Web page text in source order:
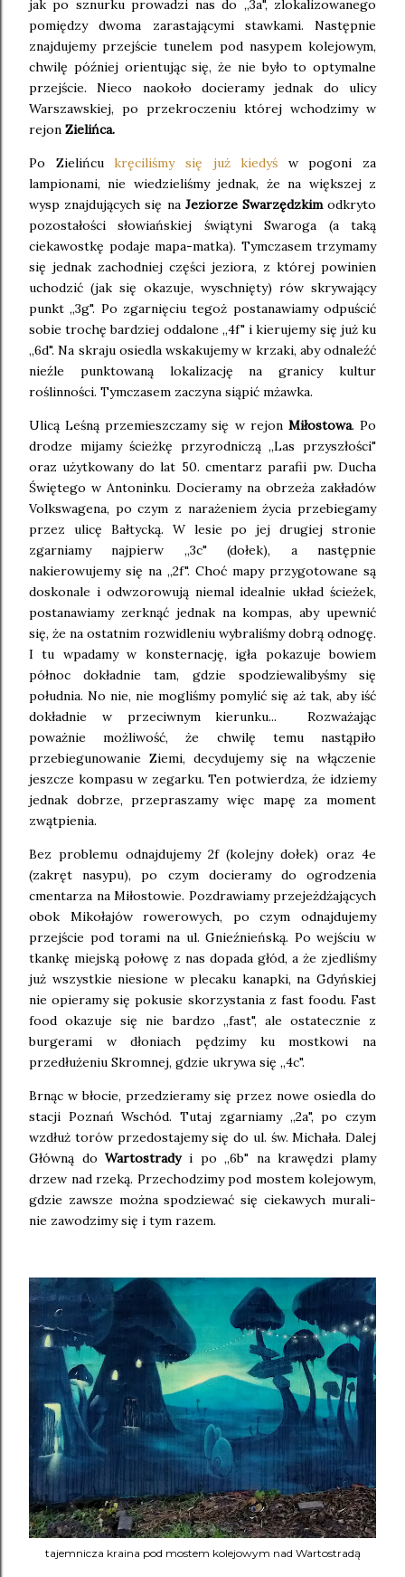
jak po sznurku prowadzi nas do ,,3a", zlokalizowanego
pomiędzy dwoma zarastającymi stawkami. Następnie
znajdujemy przejście tunelem pod nasypem kolejowym,
chwilę później orientując się, że nie było to optymalne
przejście. Nieco naokoło docieramy jednak do ulicy
Warszawskiej, po przekroczeniu której wchodzimy w
rejon Zielińca.
Po Zielińcukręciliśmy się już kiedyś w pogoni za
lampionami, nie wiedzieliśmy jednak, że na większej z
wysp znajdujących się na Jeziorze Swarzędzkimodkryto
pozostałości słowiańskiej świątyni Swaroga (a taką
ciekawostkę podaje mapa-matka). Tymczasem trzymamy
się jednak zachodniej części jeziora, z której powinien
uchodzić (jak się okazuje, wyschnięty) rów skrywający
punkt ,,3g". Po zgarnięciu tegoż postanawiamy odpuścić
sobie trochę bardziej oddalone ,,4f" i kierujemy się już ku
,,6d". Na skraju osiedla wskakujemy w krzaki, aby odnaleźć
nieźle punktowaną lokalizację na granicy kultur
roślinności. Tymczasem zaczyna siąpić mżawka.
Ulicą Leśną przemieszczamy się w rejon Miłostowa. Po
drodze mijamy ścieżkę przyrodniczą ,,Las przyszłości"
oraz użytkowany do lat 50. cmentarz parafii pw. Ducha
Świętego w Antoninku. Docieramy na obrzeża zakładów
Volkswagena, po czym z narażeniem życia przebiegamy
przez ulicę Bałtycką. W lesie po jej drugiej stronie
zgarniamy najpierw ,,3c" (dołek), a następnie
nakierowujemy się na ,,2f". Choć mapy przygotowane są
doskonale i odwzorowują niemal idealnie układ ścieżek,
postanawiamy zerknąć jednak na kompas, aby upewnić
się, że na ostatnim rozwidleniu wybraliśmy dobrą odnogę.
I tu wpadamy w konsternację, igła pokazuje bowiem
północ dokładnie tam, gdzie spodziewalibyśmy się
południa. No nie, nie mogliśmy pomylić się aż tak, aby iść
dokładnie w przeciwnym kierunku... Rozważając
poważnie możliwość, że chwilę temu nastąpiło
przebiegunowanie Ziemi, decydujemy się na włączenie
jeszcze kompasu w zegarku. Ten potwierdza, że idziemy
jednak dobrze, przepraszamy więc mapę za moment
zwątpienia.
Bez problemu odnajdujemy 2f (kolejny dołek) oraz 4e
(zakręt nasypu), po czym docieramy do ogrodzenia
cmentarza na Miłostowie. Pozdrawiamy przejeżdżających
obok Mikołajów rowerowych, po czym odnajdujemy
przejście pod torami na ul. Gnieźnieńską. Po wejściu w
tkankę miejską połowę z nas dopada głód, a że zjedliśmy
już wszystkie niesione w plecaku kanapki, na Gdyńskiej
nie opieramy się pokusie skorzystania z fast foodu. Fast
food okazuje się nie bardzo ,,fast", ale ostatecznie z
burgerami w dłoniach pędzimy ku mostkowi na
przedłużeniu Skromnej, gdzie ukrywa się ,,4c".
Brnąc w błocie, przedzieramy się przez nowe osiedla do
stacji Poznań Wschód. Tutaj zgarniamy ,,2a", po czym
wzdłuż torów przedostajemy się do ul. św. Michała. Dalej
Główną doWartostradyi po ,,6b" na krawędzi plamy
drzew nad rzeką. Przechodzimy pod mostem kolejowym,
gdzie zawsze można spodziewać się ciekawych murali-
nie zawodzimy się i tym razem.
tajemnicza kraina pod mostem kolejowym nad Wartostradą